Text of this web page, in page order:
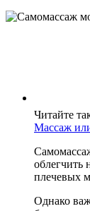
Читайте
Массаж
облегчить
плечевых
Однако